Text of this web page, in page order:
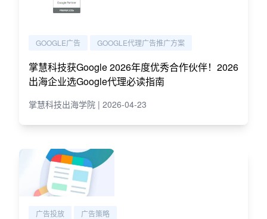
GOOGLE广告 GOOGLE代理广告推广方案
掌慧科技获Google 2026年度优秀合作伙伴！2026
出海企业选Google代理必读指南
掌慧科技出海学院 | 2026-04-23
广告投放 广告策略